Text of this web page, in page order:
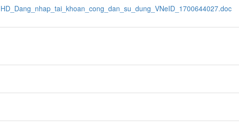
HD_Dang_nhap_tai_khoan_cong_dan_su_dung_VNeID_1700644027.doc